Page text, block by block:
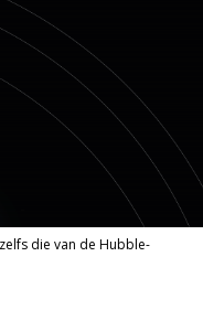
die van de Hubble-